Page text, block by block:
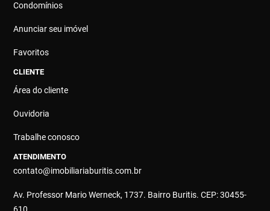
Condomínios
Anunciar seu imóvel
Favoritos
CLIENTE
Área do cliente
Ouvidoria
Trabalhe conosco
ATENDIMENTO
contato@imobiliariaburitis.com.br
Av. Professor Mario Werneck, 1737. Bairro Buritis. CEP: 30455-